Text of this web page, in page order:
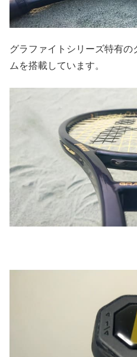
グラファイトシリーズ特有
ムを搭載しています。